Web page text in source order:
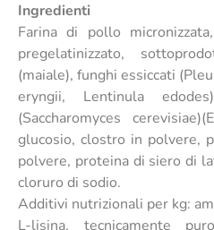
Ingredienti
Farina di pollo
pregelatinizzato,
(maiale), funghi essiccati
eryngii, Lentinula
(Saccharomyces
glucosio, clostro in polvere,
polvere, proteina di siero di
cloruro di sodio.
Additivi nutrizionali per kg:
L-lisina, tecnicamente